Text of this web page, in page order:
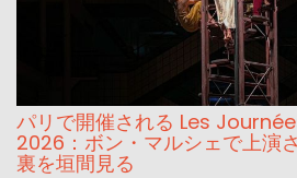
パリで開催される Les
2026：ボン・マルシェで上演
裏を垣間見る